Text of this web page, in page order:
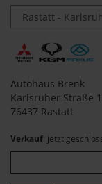
Autohaus Brenk
Karlsruher Straße
76437 Rastatt
Verkauf: jetzt